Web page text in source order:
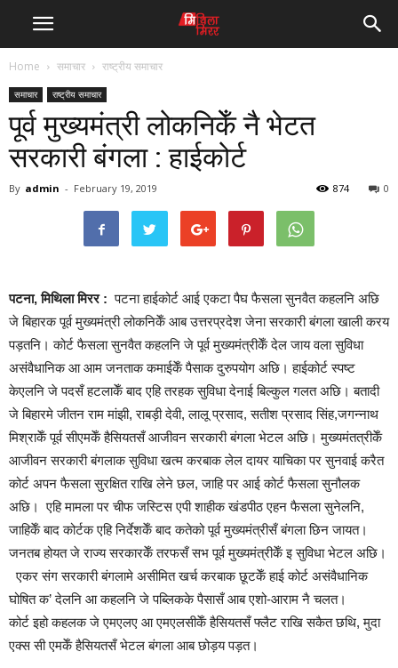
Home समाचार राष्ट्रीय समाचार
समाचार राष्ट्रीय समाचार
पूर्व मुख्यमंत्री लोकनिकेँ नै भेटत
सरकारी बंगला : हाईकोर्ट
By admin - February 19, 2019 0
874
पटना, मिथिला मिरर : पटना हाईकोर्ट आई एकटा पैघ फैसला सुनवैत कहलनि अछि
जे बिहारक पूर्व मुख्यमंत्री लोकनिकेँ आब उत्तरप्रदेश जेना सरकारी बंगला खाली करय
पड़तनि। कोर्ट फैसला सुनवैत कहलनि जे पूर्व मुख्यमंत्रीकेँ देल जाय वला सुविधा
असंवैधानिक आ आम जनताक कमाईकेँ पैसाक दुरुपयोग अछि। हाईकोर्ट स्पष्ट
केएलनि जे पदसँ हटलाकेँ बाद एहि तरहक सुविधा देनाई बिल्कुल गलत अछि। बतादी
जे बिहारमे जीतन राम मांझी, राबड़ी देवी, लालू प्रसाद, सतीश प्रसाद सिंह,जगन्नाथ
मिश्राकेँ पूर्व सीएमकेँ हैसियतसँ आजीवन सरकारी बंगला भेटल अछि। मुख्यमंतत्रीकेँ
आजीवन सरकारी बंगलाक सुविधा खत्म करबाक लेल दायर याचिका पर सुनवाई करैत
कोर्ट अपन फैसला सुरक्षित राखि लेने छल, जाहि पर आई कोर्ट फैसला सुनौलक
अछि। एहि मामला पर चीफ जस्टिस एपी शाहीक खंडपीठ एहन फैसला सुनेलनि,
जाहिकेँ बाद कोर्टक एहि निर्देशकेँ बाद कतेको पूर्व मुख्यमंत्रीसँ बंगला छिन जायत।
जनतब होयत जे राज्य सरकारकेँ तरफसँ सभ पूर्व मुख्यमंत्रीकेँ इ सुविधा भेटल अछि।
एकर संग सरकारी बंगलामे असीमित खर्च करबाक छूटकेँ हाई कोर्ट असंवैधानिक
घोषित क’ देलनि आ कहलनि जे पब्लिकके पैसासँ आब एशो-आराम नै चलत।
कोर्ट इहो कहलक जे एमएलए आ एमएलसीकेँ हैसियतसँ फ्लैट राखि सकैत छथि, मुदा
एक्स सी एमकेँ हैसियतसँ भेटल बंगला आब छोड़य पड़त।